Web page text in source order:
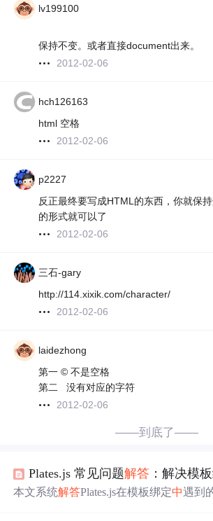
lv199100
保持不变。或者直接document出来。
2012-02-06
hch126163
html 空格
2012-02-06
p2227
反正最终要写成HTML的东西，你就保
的形式就可以了
2012-02-06
三石-gary
http://114.xixik.com/character/
2012-02-06
laidezhong
第一 © 不是空格
第二 没有对应的字符
2012-02-06
——到底了——
Plates.js 常见问题解答 ：解决模
本文系统解答Plates.js在模板绑定中遇到